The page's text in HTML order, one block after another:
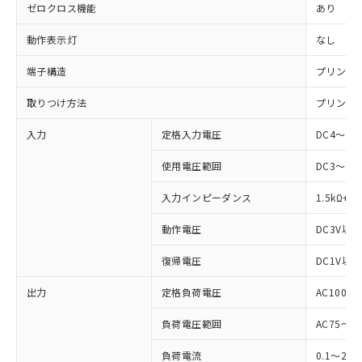
ゼロクロス機能 あり
動作表示灯 なし
端子構造 プリント
取りつけ方法 プリント
入力 定格入力電圧 DC4～
使用電圧範囲 DC3～
入力インピーダンス
動作電圧 DC3V以下
復帰電圧 DC1V以上
出力 定格負荷電圧 AC100～
負荷電圧範囲 AC75～
負荷電流 0.1～2A
ご利用条件
非含有に対応した製品が提供可能な商品で
対応予定：EU RoHS指令（10物質）の非含
有に対応した製品に切り替える予定のある
対応予定なし：EU RoHS指令（10物質）の